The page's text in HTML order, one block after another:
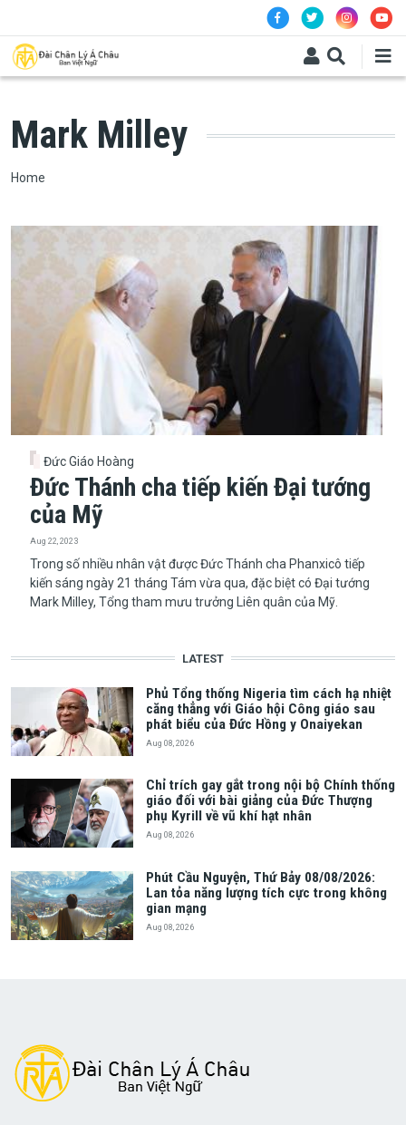
Mark Milley
Breadcrumb
Home
Đức Giáo Hoàng
Đức Thánh cha tiếp kiến Đại tướng
của Mỹ
Aug 22, 2023
​​​​​​​Trong số nhiều nhân vật được Đức Thánh cha Phanxicô tiếp
kiến sáng ngày 21 tháng Tám vừa qua, đặc biệt có Đại tướng
Mark Milley, Tổng tham mưu trưởng Liên quân của Mỹ.
LATEST
Phủ Tổng thống Nigeria tìm cách hạ nhiệt
căng thẳng với Giáo hội Công giáo sau
phát biểu của Đức Hồng y Onaiyekan
Aug 08, 2026
Chỉ trích gay gắt trong nội bộ Chính thống
giáo đối với bài giảng của Đức Thượng
phụ Kyrill về vũ khí hạt nhân
Aug 08, 2026
Phút Cầu Nguyện, Thứ Bảy 08/08/2026:
Lan tỏa năng lượng tích cực trong không
gian mạng
Aug 08, 2026